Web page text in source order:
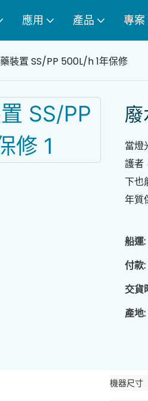
應用 產品 專案
裝置 SS/PP 500L/h 1年保修
廢
當燈
護者
下也
年質
船運:
付款:
交貨
產地:
機器尺寸